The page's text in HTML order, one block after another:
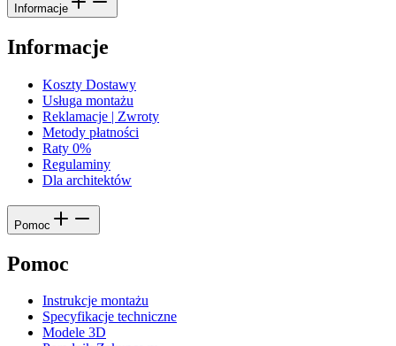
Informacje
Informacje
Koszty Dostawy
Usługa montażu
Reklamacje | Zwroty
Metody płatności
Raty 0%
Regulaminy
Dla architektów
Pomoc
Pomoc
Instrukcje montażu
Specyfikacje techniczne
Modele 3D